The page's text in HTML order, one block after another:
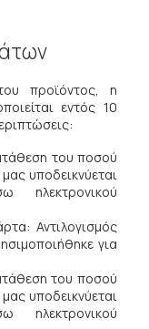
προϊόντος, η
εντός 10
του ποσού
υποδεικνύεται
Αντιλογισμός
για
του ποσού
υποδεικνύεται